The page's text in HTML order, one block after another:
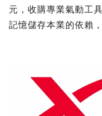
元，收購專業氣動工
記憶儲存本業的依賴